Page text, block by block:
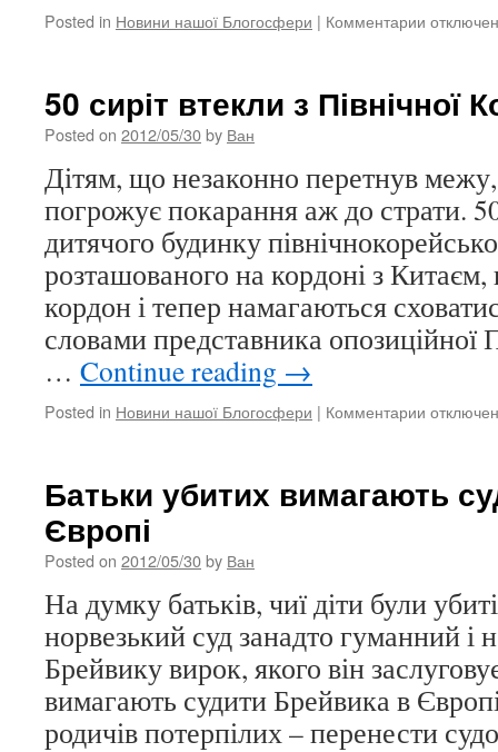
Posted in Новини нашої Блогосфери | Комментарии к
аліменти
50 сиріт втекли з Північної
Posted on 2012/05/30by Ван
Дітям, що незаконно перетнув
погрожує покарання аж до страти.
дитячого будинку
розташованого на кордоні з
кордон і тепер намагаються
словами представника опозиційної
… Continue reading →
Posted in Новини нашої Блогосфери | Комментарии к
втекли
Китай
Батьки убитих вимагають
Європі
Posted on 2012/05/30by Ван
На думку батьків, чиї діти були
норвезький суд занадто гуманний і
Брейвику вирок, якого він
вимагають судити Брейвика в
родичів потерпілих – перенести